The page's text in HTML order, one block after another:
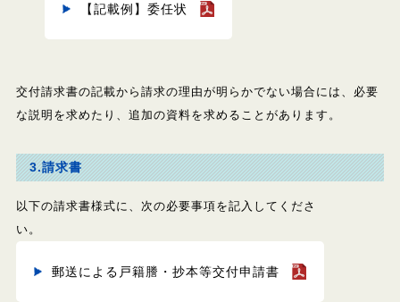
【記載例】委任状
交付請求書の記載から請求の理由が明らかでない場合には、必要
な説明を求めたり、追加の資料を求めることがあります。
3.請求書
以下の請求書様式に、次の必要事項を記入してくださ
い。
郵送による戸籍謄・抄本等交付申請書